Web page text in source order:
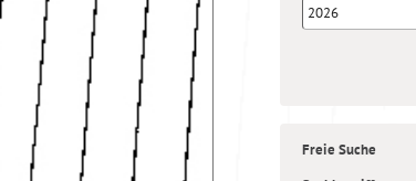
2026
Freie Suche